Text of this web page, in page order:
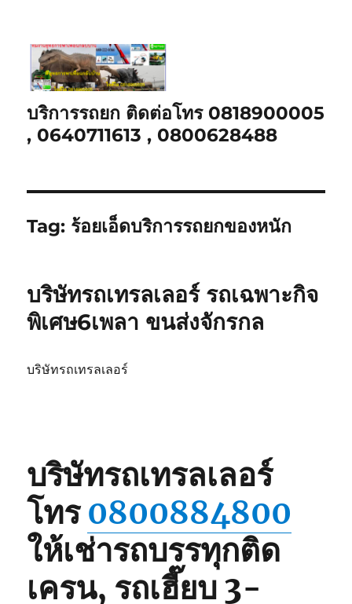
บริการรถยก ติดต่อโทร 0818900005
, 0640711613 , 0800628488
Tag: ร้อยเอ็ดบริการรถยกของหนัก
บริษัทรถเทรลเลอร์ รถเฉพาะกิจ
พิเศษ6เพลา ขนส่งจักรกล
บริษัทรถเทรลเลอร์
บริษัทรถเทรลเลอร์
โทร0800884800
ให้เช่ารถบรรทุกติด
เครน, รถเฮี๊ยบ 3-